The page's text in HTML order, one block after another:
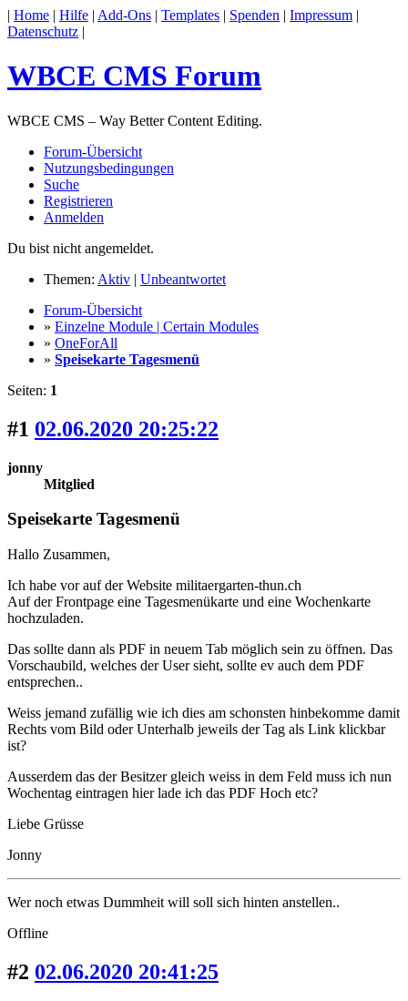
| Home | Hilfe | Add-Ons | Templates | Spenden | Impressum |
Datenschutz |
WBCE CMS Forum
WBCE CMS – Way Better Content Editing.
Forum-Übersicht
Nutzungsbedingungen
Suche
Registrieren
Anmelden
Du bist nicht angemeldet.
Themen: Aktiv | Unbeantwortet
Forum-Übersicht
» Einzelne Module | Certain Modules
» OneForAll
» Speisekarte Tagesmenü
Seiten: 1
#1 02.06.2020 20:25:22
jonny
Mitglied
Speisekarte Tagesmenü
Hallo Zusammen,
Ich habe vor auf der Website militaergarten-thun.ch
Auf der Frontpage eine Tagesmenükarte und eine Wochenkarte
hochzuladen.
Das sollte dann als PDF in neuem Tab möglich sein zu öffnen. Das
Vorschaubild, welches der User sieht, sollte ev auch dem PDF
entsprechen..
Weiss jemand zufällig wie ich dies am schonsten hinbekomme damit
Rechts vom Bild oder Unterhalb jeweils der Tag als Link klickbar
ist?
Ausserdem das der Besitzer gleich weiss in dem Feld muss ich nun
Wochentag eintragen hier lade ich das PDF Hoch etc?
Liebe Grüsse
Jonny
Wer noch etwas Dummheit will soll sich hinten anstellen..
Offline
#2 02.06.2020 20:41:25